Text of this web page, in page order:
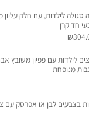
לילדות, עם חלק עליון
חד קרן
₪
לילדות עם פפיון משובץ
לבן או אפרסק עם